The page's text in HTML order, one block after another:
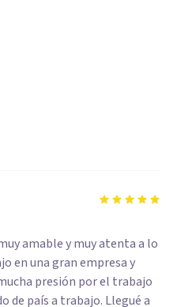
amable y muy atenta a lo
en una gran empresa y
presión por el trabajo
de país a trabajo. Llegué a